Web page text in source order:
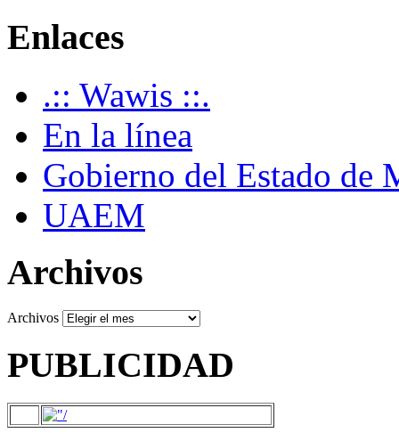
Enlaces
.:: Wawis ::.
En la línea
Gobierno del Estado de
UAEM
Archivos
Archivos
PUBLICIDAD